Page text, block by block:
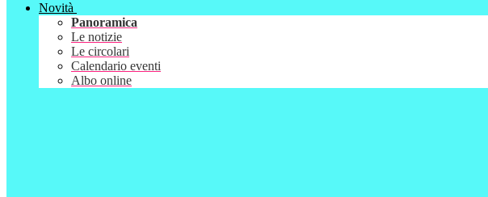
Novità
Panoramica
Le notizie
Le circolari
Calendario eventi
Albo online